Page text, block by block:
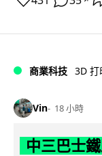
商業科技 3D 打
Vin 18 小時
中三巴士